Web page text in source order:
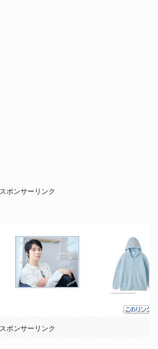
スポンサーリンク
スポンサーリンク